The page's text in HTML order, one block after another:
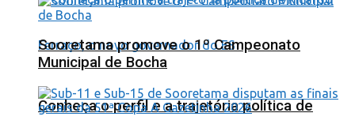
Conheça o perfil e a trajetória política de
Sooretama promove o 1º Campeonato
Municipal de Bocha